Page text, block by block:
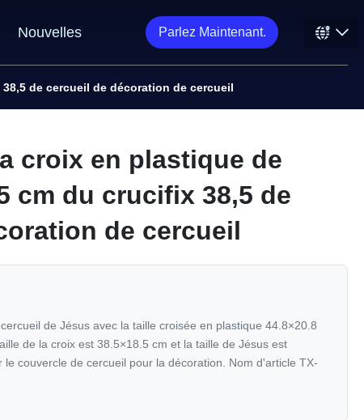
Nouvelles Parlez Maintenant.
de cercueil de décoration de cercueil
croix en plastique de
cm du crucifix 38,5 de
de cercueil
de Jésus avec la taille croisée en plastique 44.8×20.8
de la croix est 38.5×18.5 cm et la taille de Jésus est
le couvercle de cercueil pour la décoration. Nom d'article TX-